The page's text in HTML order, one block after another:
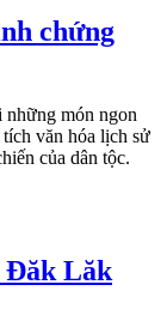
chứng
món ngon
văn hóa lịch sử
của dân tộc.
Đăk Lăk